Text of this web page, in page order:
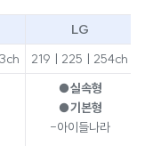
LG
219ㅣ225ㅣ254ch
●실속형
●기본형
-아이들나라